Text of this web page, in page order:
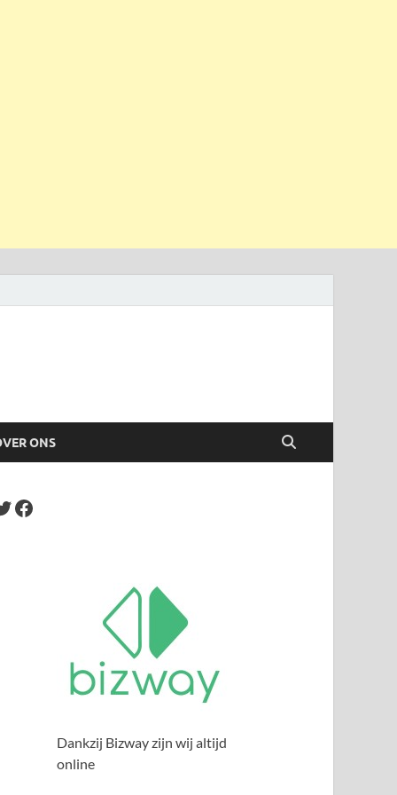
ONS
Dankzij Bizway zijn wij altijd
online